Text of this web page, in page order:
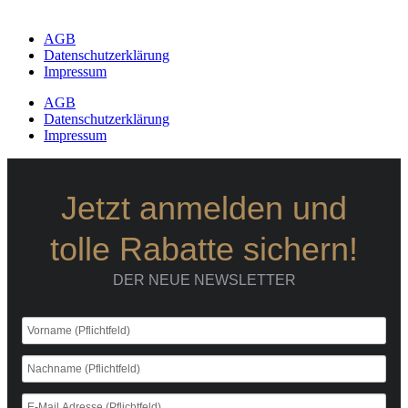
AGB
Datenschutzerklärung
Impressum
AGB
Datenschutzerklärung
Impressum
Jetzt anmelden und
tolle Rabatte sichern!
DER NEUE NEWSLETTER